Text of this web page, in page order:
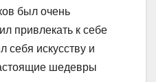
был очень
привлекать к себе
себя искусству и
шедевры